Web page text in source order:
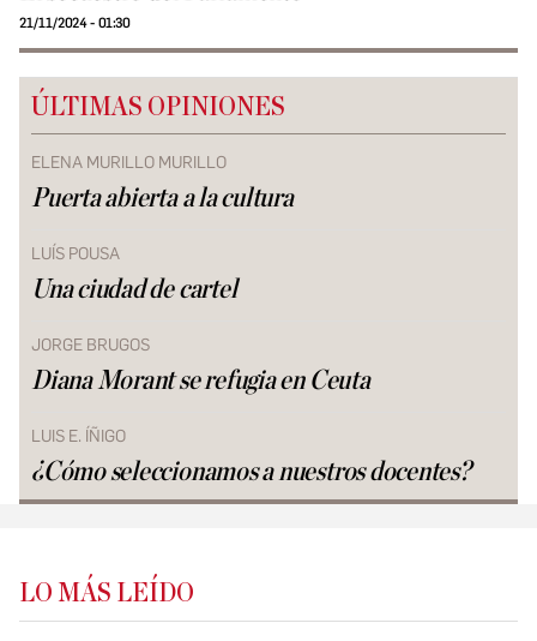
21/11/2024 - 01:30
ÚLTIMAS OPINIONES
ELENA MURILLO MURILLO
Puerta abierta a la cultura
LUÍS POUSA
Una ciudad de cartel
JORGE BRUGOS
Diana Morant se refugia en Ceuta
LUIS E. ÍÑIGO
¿Cómo seleccionamos a nuestros docentes?
LO MÁS LEÍDO